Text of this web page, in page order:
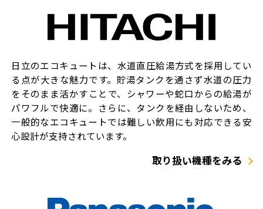
日立のエコキュートは、水道直圧給湯方式を採用してい
る点が大きな魅力です。貯湯タンクを通さず水道の圧力
をそのまま活かすことで、シャワーや蛇口からの給湯が
パワフルで快適に。さらに、タンクを経由しないため、
一般的なエコキュートでは難しい飲用にも対応できる安
心設計が支持されています。
取り扱い機種をみる